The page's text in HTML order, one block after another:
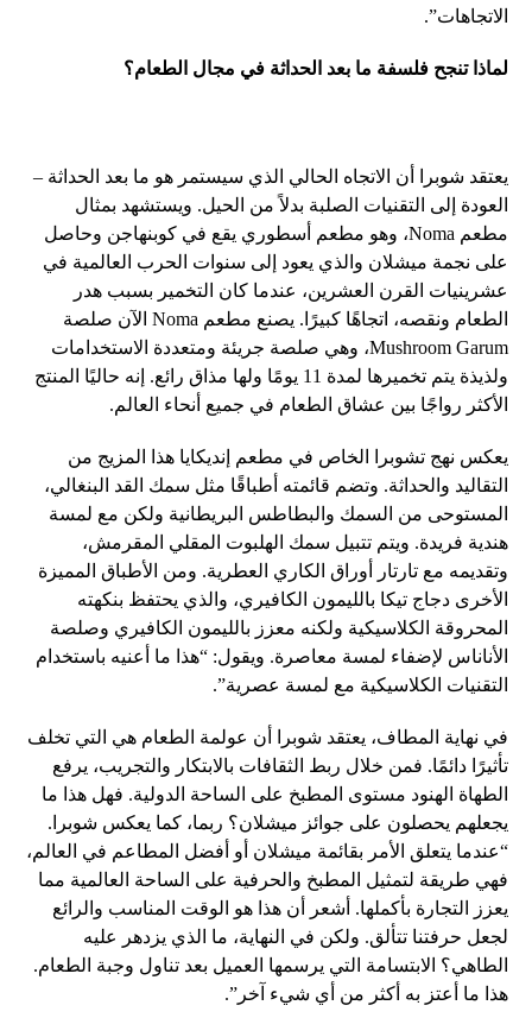
الاتجاهات”.
لماذا تنجح فلسفة ما بعد الحداثة في مجال الطعام؟
يعتقد شوبرا أن الاتجاه الحالي الذي سيستمر هو ما بعد الحداثة –
العودة إلى التقنيات الصلبة بدلاً من الحيل. ويستشهد بمثال
مطعم Noma، وهو مطعم أسطوري يقع في كوبنهاجن وحاصل
على نجمة ميشلان والذي يعود إلى سنوات الحرب العالمية في
عشرينيات القرن العشرين، عندما كان التخمير بسبب هدر
الطعام ونقصه، اتجاهًا كبيرًا. يصنع مطعم Noma الآن صلصة
Mushroom Garum، وهي صلصة جريئة ومتعددة الاستخدامات
ولذيذة يتم تخميرها لمدة 11 يومًا ولها مذاق رائع. إنه حاليًا المنتج
الأكثر رواجًا بين عشاق الطعام في جميع أنحاء العالم.
يعكس نهج تشوبرا الخاص في مطعم إنديكايا هذا المزيج من
التقاليد والحداثة. وتضم قائمته أطباقًا مثل سمك القد البنغالي،
المستوحى من السمك والبطاطس البريطانية ولكن مع لمسة
هندية فريدة. ويتم تتبيل سمك الهلبوت المقلي المقرمش،
وتقديمه مع تارتار أوراق الكاري العطرية. ومن الأطباق المميزة
الأخرى دجاج تيكا بالليمون الكافيري، والذي يحتفظ بنكهته
المحروقة الكلاسيكية ولكنه معزز بالليمون الكافيري وصلصة
الأناناس لإضفاء لمسة معاصرة. ويقول: “هذا ما أعنيه باستخدام
التقنيات الكلاسيكية مع لمسة عصرية”.
في نهاية المطاف، يعتقد شوبرا أن عولمة الطعام هي التي تخلف
تأثيرًا دائمًا. فمن خلال ربط الثقافات بالابتكار والتجريب، يرفع
الطهاة الهنود مستوى المطبخ على الساحة الدولية. فهل هذا ما
يجعلهم يحصلون على جوائز ميشلان؟ ربما، كما يعكس شوبرا.
“عندما يتعلق الأمر بقائمة ميشلان أو أفضل المطاعم في العالم،
فهي طريقة لتمثيل المطبخ والحرفية على الساحة العالمية مما
يعزز التجارة بأكملها. أشعر أن هذا هو الوقت المناسب والرائع
لجعل حرفتنا تتألق. ولكن في النهاية، ما الذي يزدهر عليه
الطاهي؟ الابتسامة التي يرسمها العميل بعد تناول وجبة الطعام.
هذا ما أعتز به أكثر من أي شيء آخر”.